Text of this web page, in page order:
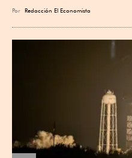
Por Redacción El Economista